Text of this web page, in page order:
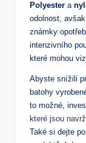
Polyester a
odolnost,
známky
intenzivního
které ⁣mohou
Abyste snížili
batohy
to možné,
které jsou
Také si dejte